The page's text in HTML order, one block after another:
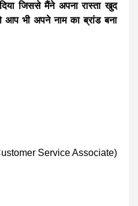
जिससे मैंने अपना रास्ता खुद
आप भी अपने नाम का ब्रांड बना
Service Associate)